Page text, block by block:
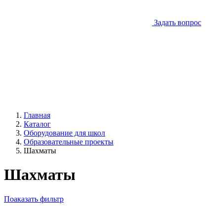
Задать вопрос
Главная
Каталог
Оборудование для школ
Образовательные проекты
Шахматы
Шахматы
Поаказать фильтр